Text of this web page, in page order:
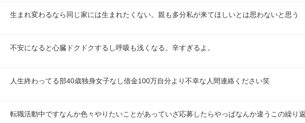
生まれ変わるなら同じ家には生まれたくない。親も多分私が来てほしいとは思わないと思う
不安になると心臓ドクドクするし呼吸も浅くなる。辛すぎるよ。
人生終わってる部40歳独身女子なし借金100万自分より不幸な人間連絡ください笑
転職活動中ですなんか色々やりたいことがあっていざ応募したらやっぱなんか違うこの繰り